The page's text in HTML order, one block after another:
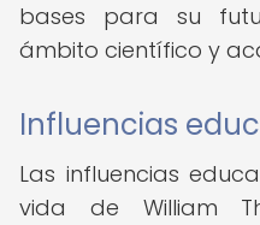
bases para su
ámbito científico y
Influencias
Las influencias
vida de William